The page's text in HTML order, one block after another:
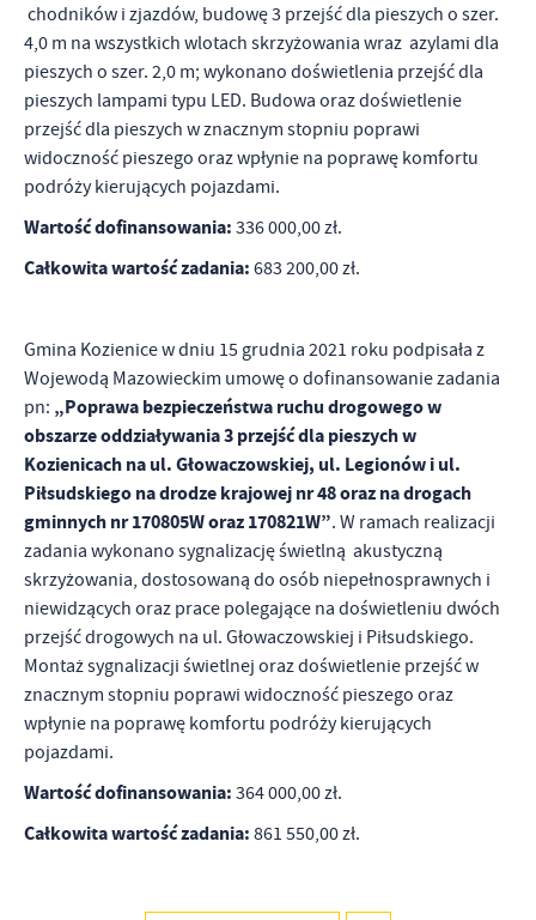
chodników i zjazdów, budowę 3 przejść dla pieszych o szer.
4,0 m na wszystkich wlotach skrzyżowania wraz azylami dla
pieszych o szer. 2,0 m; wykonano doświetlenia przejść dla
pieszych lampami typu LED. Budowa oraz doświetlenie
przejść dla pieszych w znacznym stopniu poprawi
widoczność pieszego oraz wpłynie na poprawę komfortu
podróży kierujących pojazdami.
Wartość dofinansowania: 336 000,00 zł.
Całkowita wartość zadania: 683 200,00 zł.
Gmina Kozienice w dniu 15 grudnia 2021 roku podpisała z
Wojewodą Mazowieckim umowę o dofinansowanie zadania
pn: „Poprawa bezpieczeństwa ruchu drogowego w
obszarze oddziaływania 3 przejść dla pieszych w
Kozienicach na ul. Głowaczowskiej, ul. Legionów i ul.
Piłsudskiego na drodze krajowej nr 48 oraz na drogach
gminnych nr 170805W oraz 170821W”. W ramach realizacji
zadania wykonano sygnalizację świetlną akustyczną
skrzyżowania, dostosowaną do osób niepełnosprawnych i
niewidzących oraz prace polegające na doświetleniu dwóch
przejść drogowych na ul. Głowaczowskiej i Piłsudskiego.
Montaż sygnalizacji świetlnej oraz doświetlenie przejść w
znacznym stopniu poprawi widoczność pieszego oraz
wpłynie na poprawę komfortu podróży kierujących
pojazdami.
Wartość dofinansowania: 364 000,00 zł.
Całkowita wartość zadania: 861 550,00 zł.